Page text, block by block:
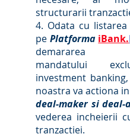
structurarii
4. Odata cu listarea
pe Platforma iBank.
demararea
mandatului
investment
noastra va actiona
deal-maker si deal-
vederea incheierii
tranzactiei.